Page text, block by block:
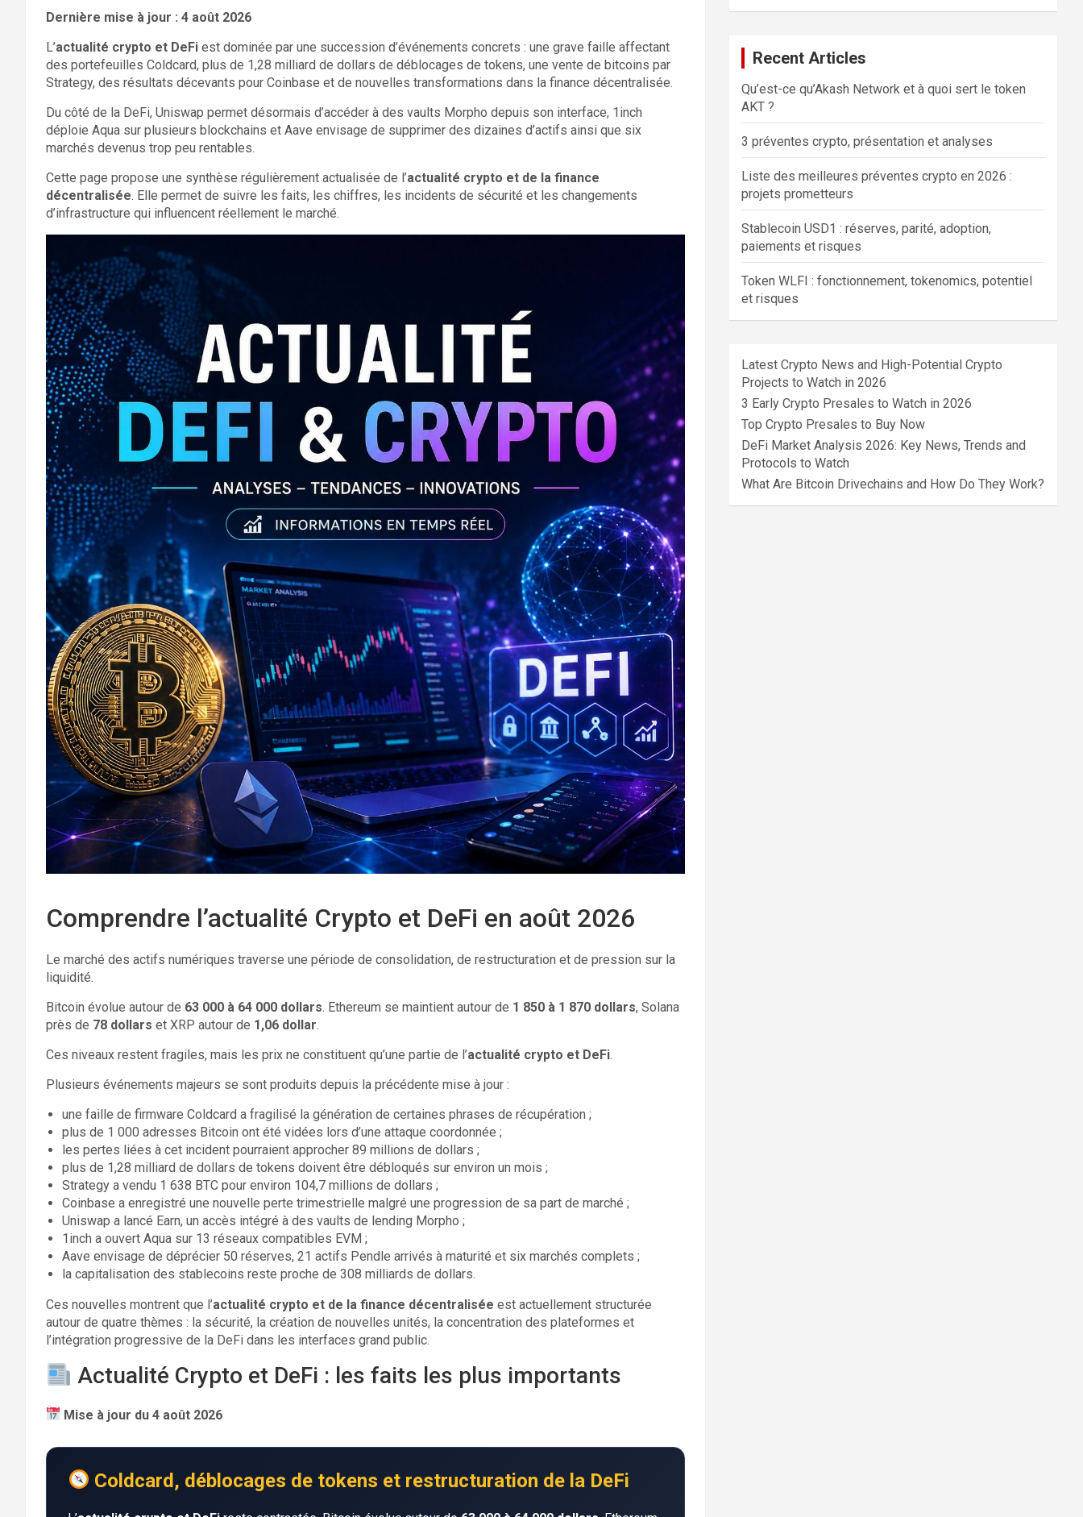
Dernière mise à jour : 4 août 2026
L’actualité crypto et DeFi est dominée par une succession d’événements concrets : une grave faille affectant
des portefeuilles Coldcard, plus de 1,28 milliard de dollars de déblocages de tokens, une vente de bitcoins par
Strategy, des résultats décevants pour Coinbase et de nouvelles transformations dans la finance décentralisée.
Du côté de la DeFi, Uniswap permet désormais d’accéder à des vaults Morpho depuis son interface, 1inch
déploie Aqua sur plusieurs blockchains et Aave envisage de supprimer des dizaines d’actifs ainsi que six
marchés devenus trop peu rentables.
Cette page propose une synthèse régulièrement actualisée de l’actualité crypto et de la finance
décentralisée. Elle permet de suivre les faits, les chiffres, les incidents de sécurité et les changements
d’infrastructure qui influencent réellement le marché.
Comprendre l’actualité Crypto et DeFi en août 2026
Le marché des actifs numériques traverse une période de consolidation, de restructuration et de pression sur la
liquidité.
Bitcoin évolue autour de 63 000 à 64 000 dollars. Ethereum se maintient autour de 1 850 à 1 870 dollars, Solana
près de 78 dollars et XRP autour de 1,06 dollar.
Ces niveaux restent fragiles, mais les prix ne constituent qu’une partie de l’actualité crypto et DeFi.
Plusieurs événements majeurs se sont produits depuis la précédente mise à jour :
une faille de firmware Coldcard a fragilisé la génération de certaines phrases de récupération ;
plus de 1 000 adresses Bitcoin ont été vidées lors d’une attaque coordonnée ;
les pertes liées à cet incident pourraient approcher 89 millions de dollars ;
plus de 1,28 milliard de dollars de tokens doivent être débloqués sur environ un mois ;
Strategy a vendu 1 638 BTC pour environ 104,7 millions de dollars ;
Coinbase a enregistré une nouvelle perte trimestrielle malgré une progression de sa part de marché ;
Uniswap a lancé Earn, un accès intégré à des vaults de lending Morpho ;
1inch a ouvert Aqua sur 13 réseaux compatibles EVM ;
Aave envisage de déprécier 50 réserves, 21 actifs Pendle arrivés à maturité et six marchés complets ;
la capitalisation des stablecoins reste proche de 308 milliards de dollars.
Ces nouvelles montrent que l’actualité crypto et de la finance décentralisée est actuellement structurée
autour de quatre thèmes : la sécurité, la création de nouvelles unités, la concentration des plateformes et
l’intégration progressive de la DeFi dans les interfaces grand public.
Actualité Crypto et DeFi : les faits les plus importants
Mise à jour du 4 août 2026
Coldcard, déblocages de tokens et restructuration de la DeFi
Recent Articles
Qu’est-ce qu’Akash Network et à quoi sert le token
AKT ?
3 préventes crypto, présentation et analyses
Liste des meilleures préventes crypto en 2026 :
projets prometteurs
Stablecoin USD1 : réserves, parité, adoption,
paiements et risques
Token WLFI : fonctionnement, tokenomics, potentiel
et risques
Latest Crypto News and High-Potential Crypto
Projects to Watch in 2026
3 Early Crypto Presales to Watch in 2026
Top Crypto Presales to Buy Now
DeFi Market Analysis 2026: Key News, Trends and
Protocols to Watch
What Are Bitcoin Drivechains and How Do They Work?